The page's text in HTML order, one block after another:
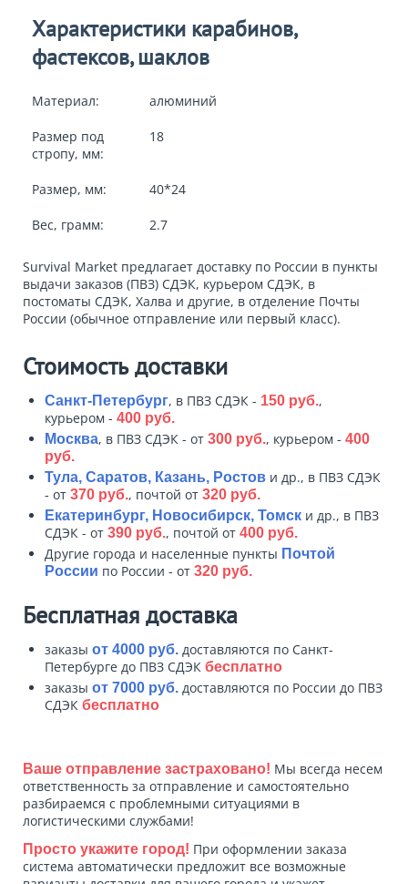
Характеристики карабинов,
фастексов, шаклов
Материал: алюминий
Размер под
стропу, мм:
18
Размер, мм: 40*24
Вес, грамм: 2.7
Survival Market предлагает доставку по России в пункты
выдачи заказов (ПВЗ) СДЭК, курьером СДЭК, в
постоматы СДЭК, Халва и другие, в отделение Почты
России (обычное отправление или первый класс).
Стоимость доставки
Санкт-Петербург, в ПВЗ СДЭК - 150 руб.,
курьером - 400 руб.
Москва, в ПВЗ СДЭК - от 300 руб., курьером - 400
руб.
Тула, Саратов, Казань, Ростов и др., в ПВЗ СДЭК
- от 370 руб., почтой от 320 руб.
Екатеринбург, Новосибирск, Томск и др., в ПВЗ
СДЭК - от 390 руб., почтой от 400 руб.
Другие города и населенные пункты Почтой
России по России - от 320 руб.
Бесплатная доставка
заказы от 4000 руб. доставляются по Санкт-
Петербурге до ПВЗ СДЭК бесплатно
заказы от 7000 руб. доставляются по России до ПВЗ
СДЭК бесплатно
Ваше отправление застраховано! Мы всегда несем
ответственность за отправление и самостоятельно
разбираемся с проблемными ситуациями в
логистическими службами!
Просто укажите город! При оформлении заказа
система автоматически предложит все возможные